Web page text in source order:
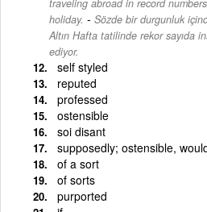
traveling abroad in record
holiday. - Sözde bir durgunluk
Altın Hafta tatilinde rekor sayıda
ediyor.
self styled
reputed
professed
ostensible
soi disant
supposedly; ostensible,
of a sort
of sorts
purported